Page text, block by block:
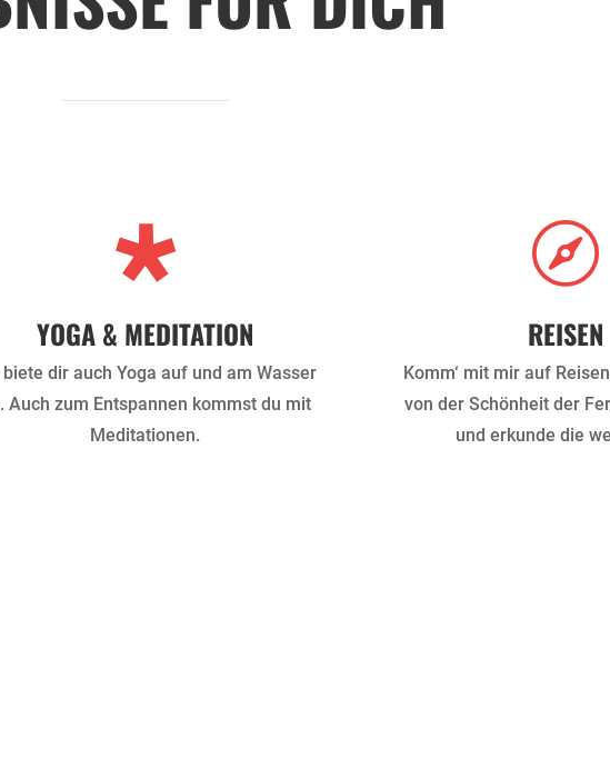

YOGA & MEDITATION
biete dir auch Yoga auf und am Wasser
Auch zum Entspannen kommst du mit
Meditationen.

REISEN
Komm‘ mit mir auf
von der Schönheit der
und erkunde die